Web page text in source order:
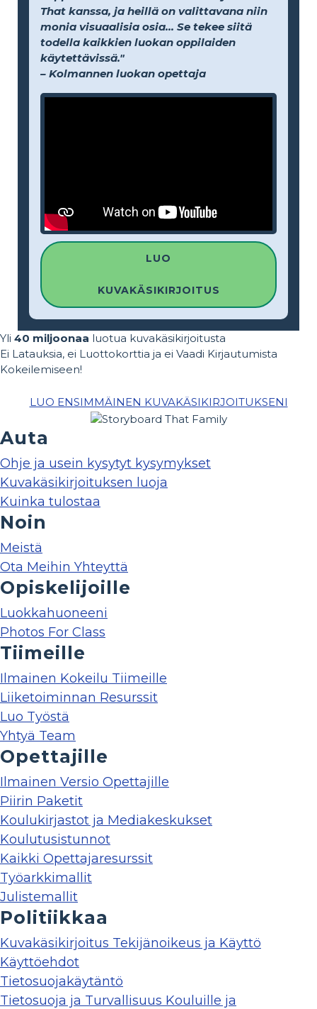
That kanssa, ja heillä on valittavana niin
monia visuaalisia osia... Se tekee siitä
todella kaikkien luokan oppilaiden
käytettävissä."
– Kolmannen luokan opettaja
LUO
KUVAKÄSIKIRJOITUS
Yli 40 miljoonaa luotua kuvakäsikirjoitusta
Ei Latauksia, ei Luottokorttia ja ei Vaadi Kirjautumista
Kokeilemiseen!
LUO ENSIMMÄINEN KUVAKÄSIKIRJOITUKSENI
Auta
Ohje ja usein kysytyt kysymykset
Kuvakäsikirjoituksen luoja
Kuinka tulostaa
Noin
Meistä
Ota Meihin Yhteyttä
Opiskelijoille
Luokkahuoneeni
Photos For Class
Tiimeille
Ilmainen Kokeilu Tiimeille
Liiketoiminnan Resurssit
Luo Työstä
Yhtyä Team
Opettajille
Ilmainen Versio Opettajille
Piirin Paketit
Koulukirjastot ja Mediakeskukset
Koulutusistunnot
Kaikki Opettajaresurssit
Työarkkimallit
Julistemallit
Politiikkaa
Kuvakäsikirjoitus Tekijänoikeus ja Käyttö
Käyttöehdot
Tietosuojakäytäntö
Tietosuoja ja Turvallisuus Kouluille ja